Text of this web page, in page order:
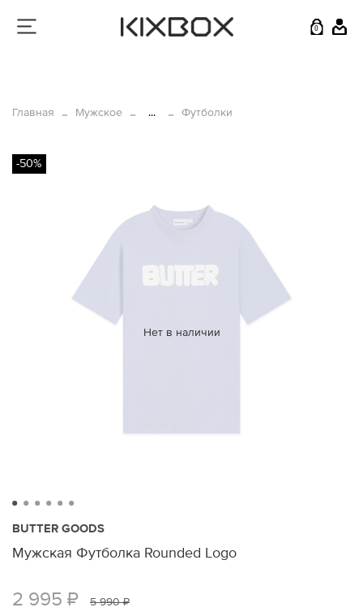
0
Главная Мужское ... Футболки
Нет в наличии
-50%
BUTTER GOODS
Мужская Футболка Rounded Logo
2 995 ₽ 5 990 ₽